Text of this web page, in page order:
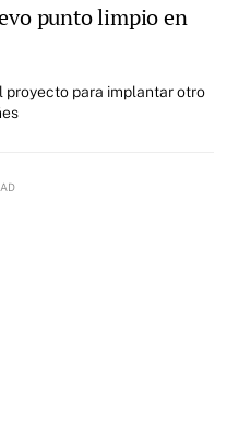
punto limpio en
proyecto para implantar otro